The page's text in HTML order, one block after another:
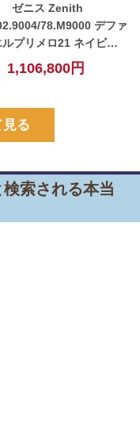
ゼニス Zenith
78.M9000 デファ
ルプリメロ21 ネイビー
1,106,800円
る
検索される本当